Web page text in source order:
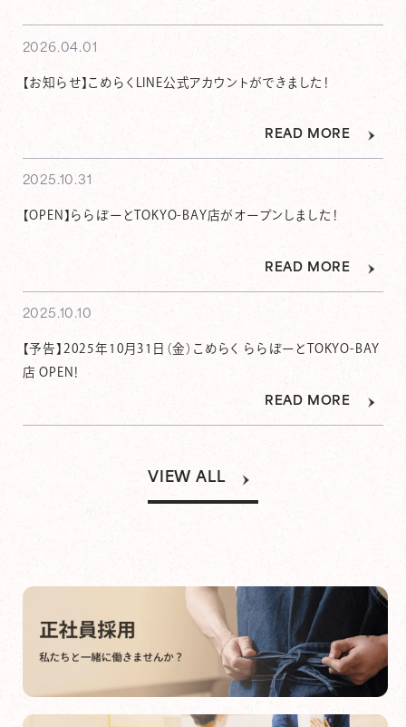
2026.04.01
【お知らせ】こめらくLINE公式アカウントができました！
READ MORE
2025.10.31
【OPEN】ららぽーとTOKYO-BAY店がオープンしました！
READ MORE
2025.10.10
【予告】2025年10月31日（金）こめらく ららぽーとTOKYO-BAY
店 OPEN！
READ MORE
VIEW ALL